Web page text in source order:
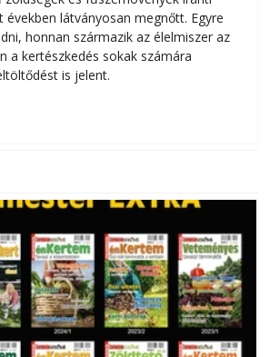
években látványosan megnőtt. Egyre
honnan származik az élelmiszer az
a kertészkedés sokak számára
is jelent.